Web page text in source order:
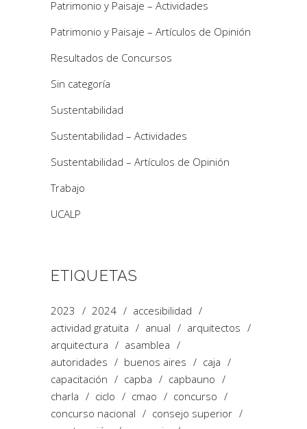
Patrimonio y Paisaje – Actividades
Patrimonio y Paisaje – Artículos de Opinión
Resultados de Concursos
Sin categoría
Sustentabilidad
Sustentabilidad – Actividades
Sustentabilidad – Artículos de Opinión
Trabajo
UCALP
ETIQUETAS
2023 2024
accesibilidad
actividad gratuita
anual
arquitectos
arquitectura
asamblea
autoridades
buenos aires
caja
capacitación
capba
capbauno
charla
ciclo cmao
concurso
concurso nacional
consejo superior